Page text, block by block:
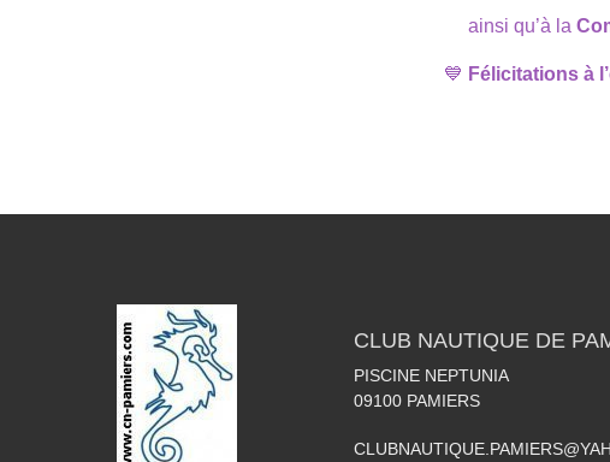
ainsi qu’à la
💙 Félicitations à
CLUB NAUTIQUE DE
PISCINE NEPTUNIA
09100 PAMIERS